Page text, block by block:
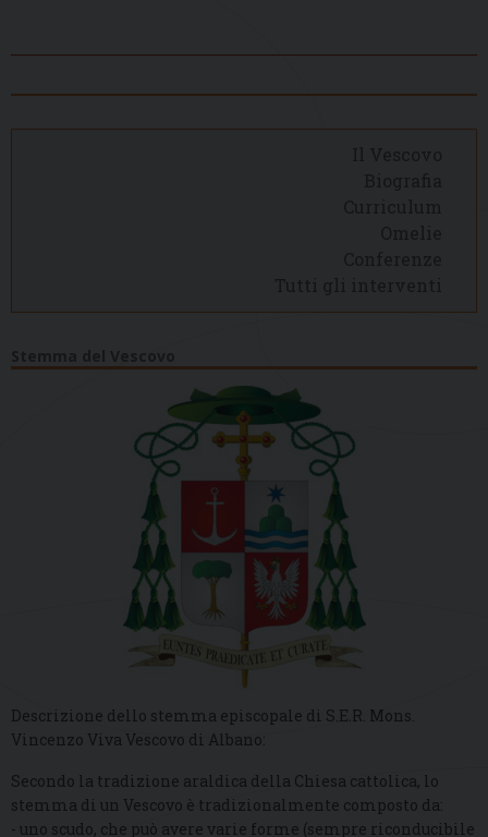
Descrizione dello stemma episcopale di S.E.R. Mons.
Vincenzo Viva Vescovo di Albano:
Secondo la tradizione araldica della Chiesa cattolica, lo
stemma di un Vescovo è tradizionalmente composto da:
- uno scudo, che può avere varie forme (sempre riconducibile